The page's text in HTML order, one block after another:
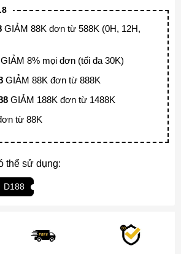
GIẢM 88K đơn từ 588K (0H, 12H,
GIẢM 8% mọi đơn (tối đa 30K)
GIẢM 88K đơn từ 888K
GIẢM 188K đơn từ 1488K
từ 88K
thể sử dụng:
D188